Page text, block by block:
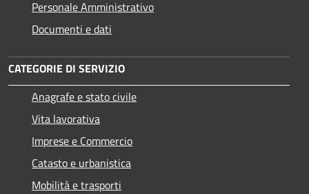
Personale Amministrativo
Documenti e dati
CATEGORIE DI SERVIZIO
Anagrafe e stato civile
Vita lavorativa
Imprese e Commercio
Catasto e urbanistica
Mobilità e trasporti